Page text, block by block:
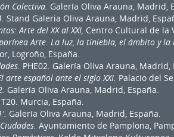
Colectiva. Galería Oliva Arauna, Madrid,
Stand Galeria Oliva Arauna, Madrid,
Arte del XX al XXI, Centro Cultural de la
Arte. La luz, la tiniebla, el ámbito y
Logroño, España.
PHE02. Galería Oliva Arauna, Madrid,
arte español ante el siglo XXI. Palacio del
Galería Oliva Arauna, Madrid, España.
Murcia, España.
Galería Oliva Arauna, Madrid, España.
Ayuntamiento de Pamplona,